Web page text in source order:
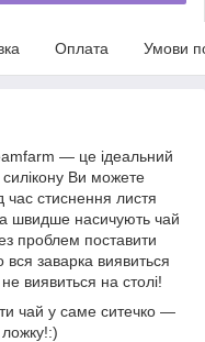
Оплата Умови
— це ідеальний
силікону Ви можете
стиснення листя
швидше насичують чай
проблем поставити
заварка виявиться
виявиться на столі!
чай у саме ситечко —